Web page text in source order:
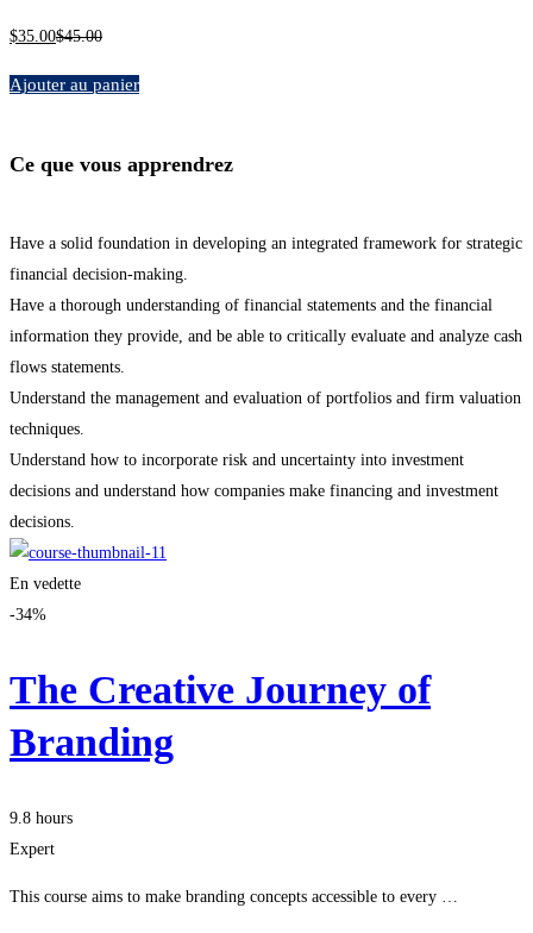
$35.00$45.00
Ajouter au panier
Ce que vous apprendrez
Have a solid foundation in developing an integrated framework for strategic
financial decision-making.
Have a thorough understanding of financial statements and the financial
information they provide, and be able to critically evaluate and analyze cash
flows statements.
Understand the management and evaluation of portfolios and firm valuation
techniques.
Understand how to incorporate risk and uncertainty into investment
decisions and understand how companies make financing and investment
decisions.
En vedette
-34%
The Creative Journey of
Branding
9.8 hours
Expert
This course aims to make branding concepts accessible to every …